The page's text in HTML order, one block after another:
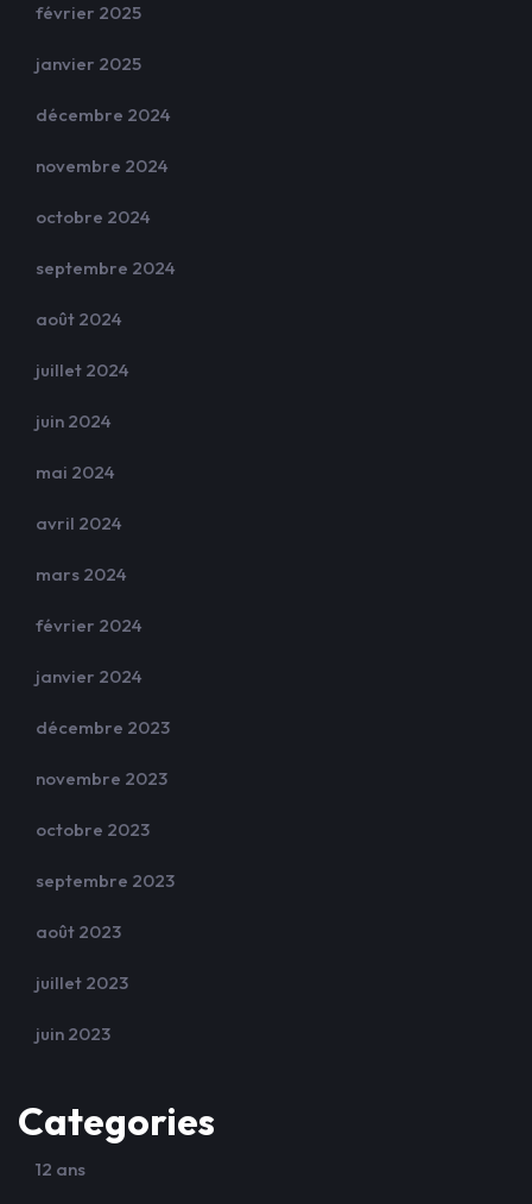
février 2025
janvier 2025
décembre 2024
novembre 2024
octobre 2024
septembre 2024
août 2024
juillet 2024
juin 2024
mai 2024
avril 2024
mars 2024
février 2024
janvier 2024
décembre 2023
novembre 2023
octobre 2023
septembre 2023
août 2023
juillet 2023
juin 2023
Categories
12 ans